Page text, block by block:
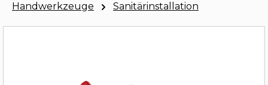
Handwerkzeuge Sanitärinstallation